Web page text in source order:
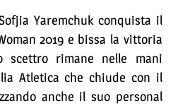
Yaremchuk conquista il
2019 e bissa la vittoria
scettro rimane nelle mani
Atletica che chiude con il
anche il suo personal